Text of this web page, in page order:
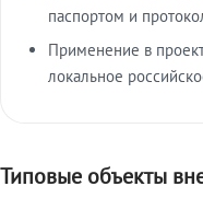
паспортом и
Применение в
локальное
Типовые объекты